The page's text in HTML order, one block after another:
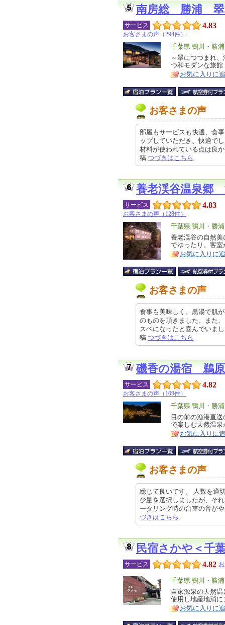
南房総 勝浦 翠
サービス 4.83
お客さまの声（294件）
エ
リ
ア
千葉県 鴨川・勝
特
徴
～翠につつまれ
つ和モダンな旅館
お気に入りに
お客さまの声
部屋もサービスも快適、食
ップしていただき、快適で
材料が使われている点は良
稿 つづきはこちら
養老渓谷温泉
サービス 4.83
お客さまの声（128件）
エ
リ
ア
千葉県 鴨川・勝
特
徴
養老渓谷の自然
でゆったり。客
お気に入りに
お客さまの声
食事も美味しく、黒湯で肌
のものを頂きました。また
スベになったと喜んでいま
稿 つづきはこちら
磯香の湯宿 鵜
サービス 4.82
お客さまの声（109件）
エ
リ
ア
千葉県 鴨川・勝
特
徴
目の前の漁港直
で楽しむ天然温
お気に入りに
お客さまの声
総じて良いです。 人数を適
少量を選択しましたが、そ
ータリング時の台車の音が
づきはこちら
民宿さかや＜千
サービス 4.82
エ
リ
ア
千葉県 鴨川・勝
特
徴
自家源泉の天然
使用し地産地消
お気に入りに